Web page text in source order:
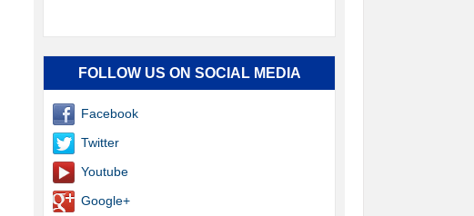
FOLLOW US ON SOCIAL MEDIA
Facebook
Twitter
Youtube
Google+